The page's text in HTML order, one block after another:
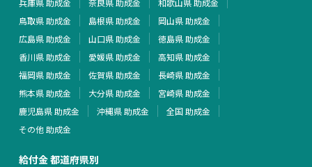
鳥取県 助成金
島根県 助成金
岡山県 助成金
広島県 助成金
山口県 助成金
徳島県 助成金
香川県 助成金
愛媛県 助成金
高知県 助成金
福岡県 助成金
佐賀県 助成金
長崎県 助成金
熊本県 助成金
大分県 助成金
宮崎県 助成金
鹿児島県 助成金
沖縄県 助成金
全国 助成金
その他 助成金
給付金 都道府県別